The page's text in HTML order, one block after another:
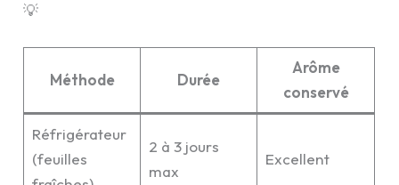
💡
Méthode Durée
Arôme
conservé
Réfrigérateur
(feuilles
2 à 3 jours
max
Excellent